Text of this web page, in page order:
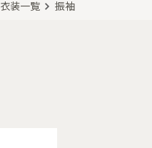
衣装一覧 振袖